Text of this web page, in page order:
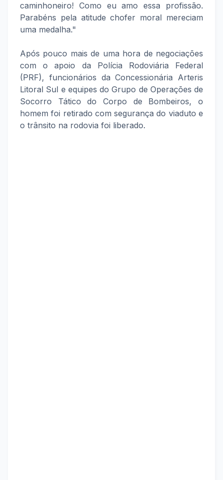
caminhoneiro! Como eu amo essa profissão.
Parabéns pela atitude chofer moral mereciam
uma medalha."
Após pouco mais de uma hora de negociações
com o apoio da Polícia Rodoviária Federal
(PRF), funcionários da Concessionária Arteris
Litoral Sul e equipes do Grupo de Operações de
Socorro Tático do Corpo de Bombeiros, o
homem foi retirado com segurança do viaduto e
o trânsito na rodovia foi liberado.